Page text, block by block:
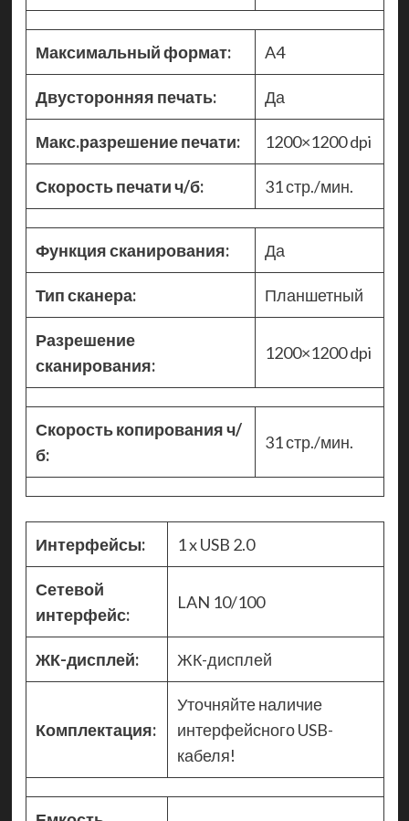
Максимальный формат: A4
Двусторонняя печать: Да
Макс.разрешение печати: 1200×1200 dpi
Скорость печати ч/б: 31 стр./мин.
Функция сканирования: Да
Тип сканера: Планшетный
Разрешение
сканирования:
1200×1200 dpi
Скорость копирования ч/
б:
31 стр./мин.
Интерфейсы: 1 x USB 2.0
Сетевой
интерфейс:
LAN 10/100
ЖК-дисплей: ЖК-дисплей
Комплектация:
Уточняйте наличие
интерфейсного USB-
кабеля!